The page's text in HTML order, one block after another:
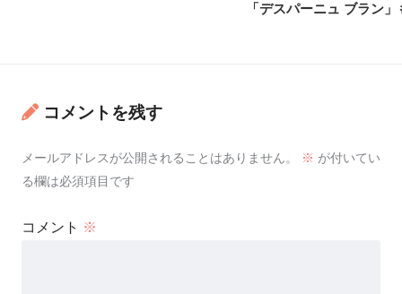
「デスパーニュ ブラン
コメントを残す
メールアドレスが公開されることはありません。 ※ が付いてい
る欄は必須項目です
コメント ※